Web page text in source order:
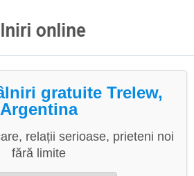
gratuite Trelew,
Argentina
relații serioase, prieteni noi
fără limite